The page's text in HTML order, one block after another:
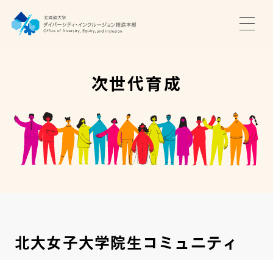
推進本部について
アクセス・お問い合わせ
次世代育成
北大女子大学院生コミュニティ